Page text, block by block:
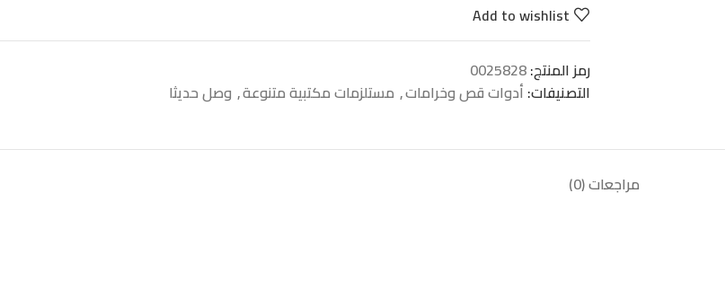
Add to wishlist
رمز المنتج:0025828
التصنيفات: أدوات قص وخرامات, مستلزمات مكتبية متنوعة, وصل حديثا
مراجعات (0)